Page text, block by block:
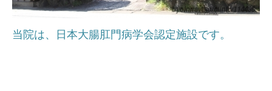
当院は、日本大腸肛門病学会認定施設です。